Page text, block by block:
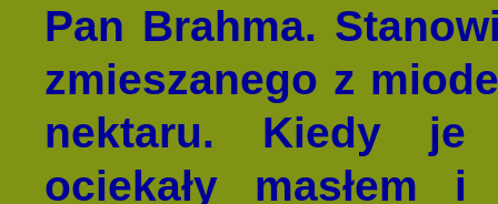
Pan Brahma.
zmieszanego z
nektaru. Kiedy je
ociekały masłem